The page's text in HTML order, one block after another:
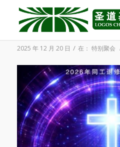
2026年01月17日 –
2025 年 12 月 20 日 / 在： 特别聚会